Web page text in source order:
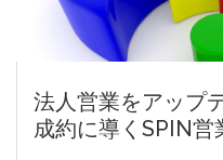
法人営業をアップ
成約に導くSPIN営